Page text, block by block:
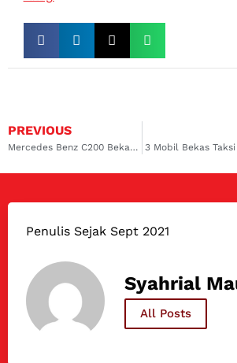
PREVIOUS
Mercedes Benz C200 Bekas: Opsi Pilihan Mobil Berkelas Budget Terbatas
Penulis Sejak Sept 2021
Syahrial
All Posts